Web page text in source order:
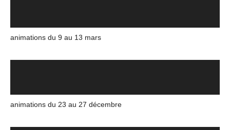
animations du 9 au 13 mars
animations du 23 au 27 décembre